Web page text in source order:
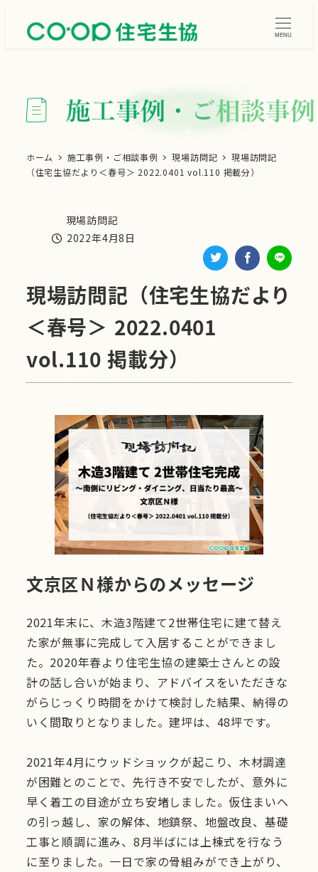
MENU
ホーム 施工事例・ご相談事例 現場訪問記
現場訪問記
（住宅生協だより＜春号＞ 2022.0401 vol.110 掲載分）
投稿日
2022年4月8日
施工事例・ご相談事例カテゴリー
現場訪問記
現場訪問記（住宅生協だより
＜春号＞ 2022.0401
vol.110 掲載分）
文京区Ｎ様からのメッセージ
2021年末に、木造3階建て2世帯住宅に建て替え
た家が無事に完成して入居することができまし
た。2020年春より住宅生協の建築士さんとの設
計の話し合いが始まり、アドバイスをいただきな
がらじっくり時間をかけて検討した結果、納得の
いく間取りとなりました。建坪は、48坪です。
2021年4月にウッドショックが起こり、木材調達
が困難とのことで、先行き不安でしたが、意外に
早く着工の目途が立ち安堵しました。仮住まいへ
の引っ越し、家の解体、地鎮祭、地盤改良、基礎
工事と順調に進み、8月半ばには上棟式を行なう
に至りました。一日で家の骨組みができ上がり、